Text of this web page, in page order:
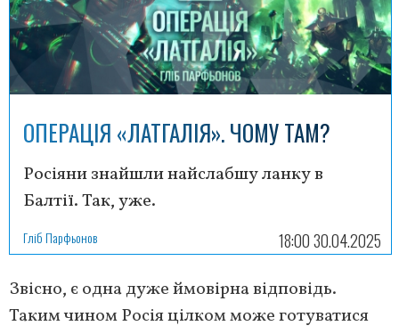
ОПЕРАЦІЯ «ЛАТГАЛІЯ». ЧОМУ ТАМ?
Росіяни знайшли найслабшу ланку в
Балтії. Так, уже.
Гліб Парфьонов 18:00 30.04.2025
Звісно, є одна дуже ймовірна відповідь.
Таким чином Росія цілком може готуватися